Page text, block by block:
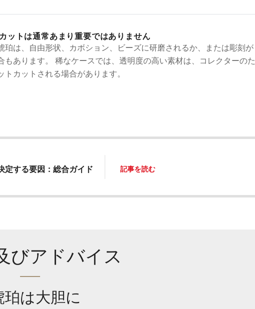
ットは通常あまり重要ではありません
珀は、自由形状、カボション、ビーズに研磨されるか、または彫刻が
もあります。 稀なケースでは、透明度の高い素材は、コレクターのた
トカットされる場合があります。
定する要因：総合ガイド 記事を読む
びアドバイス
珀は大胆に